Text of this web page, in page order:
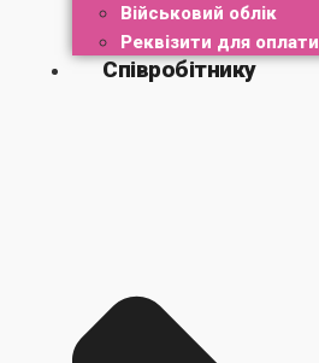
Військовий облік
Реквізити для оплати
Співробітнику